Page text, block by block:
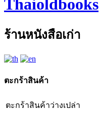
Thaioldbooks
ร้านหนังสือเก่า
ตะกร้าสินค้า
ตะกร้าสินค้าว่างเปล่า